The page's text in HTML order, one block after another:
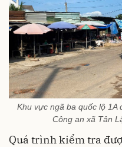
Khu vực ngã ba quốc lộ 1A
Công an xã Tân
Quá trình kiểm tra